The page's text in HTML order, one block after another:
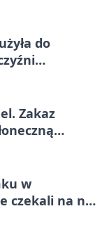
do
Zakaz
w
czekali na nią